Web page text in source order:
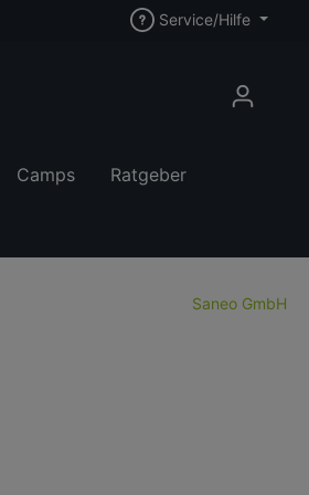
Service/Hilfe
Camps Ratgeber
Saneo GmbH